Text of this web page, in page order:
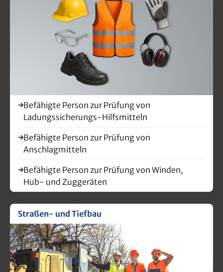
Befähigte Person zur Prüfung von
Ladungssicherungs-Hilfsmitteln
Befähigte Person zur Prüfung von
Anschlagmitteln
Befähigte Person zur Prüfung von Winden,
Hub- und Zuggeräten
Straßen- und Tiefbau